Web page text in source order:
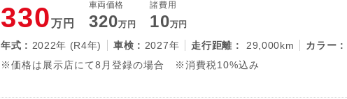
330万円
車両価格
320万円
諸費用
10万円
年式 : 2022年 (R4年) 車検 : 2027年 走行距離 : 29,000km カラー :
※価格は展示店にて8月登録の場合 ※消費税10%込み